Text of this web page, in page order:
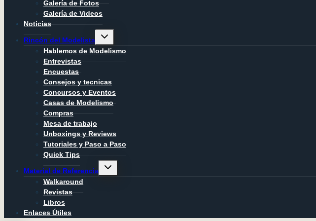
Galería de Fotos
Galería de Videos
Noticias
Rincón del Modelista
Alternar
hijo
Hablemos de Modelismo
Entrevistas
Encuestas
Consejos y tecnicas
Concursos y Eventos
Casas de Modelismo
Compras
Mesa de trabajo
Unboxings y Reviews
Tutoriales y Paso a Paso
Quick Tips
Material de Referencia
Alternar
Walkaround
Revistas
Libros
Enlaces Útiles